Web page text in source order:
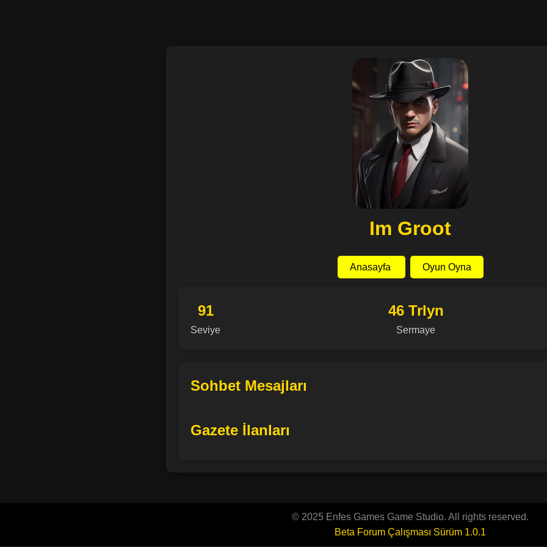
Im Groot
Anasayfa Oyun Oyna
91
Seviye
46 Trlyn
Sermaye
Sohbet Mesajları
Gazete İlanları
© 2025 Enfes Games Game Studio. All rights reserved.
Beta Forum Çalışması Sürüm 1.0.1